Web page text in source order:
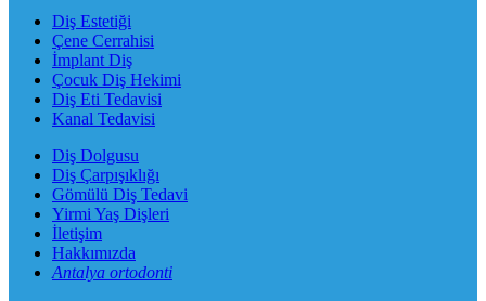
Diş Estetiği
Çene Cerrahisi
İmplant Diş
Çocuk Diş Hekimi
Diş Eti Tedavisi
Kanal Tedavisi
Diş Dolgusu
Diş Çarpışıklığı
Gömülü Diş Tedavi
Yirmi Yaş Dişleri
İletişim
Hakkımızda
Antalya ortodonti